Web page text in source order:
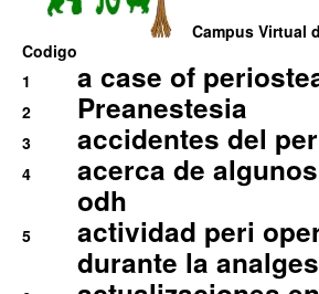
Campus Virtual
Codigo
1
a case of
2 Preanestesia
3 accidentes del
4
acerca de
odh
5
actividad peri
durante la